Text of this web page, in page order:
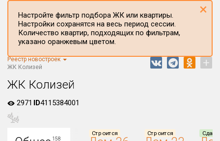
Регион ЖК
Волгоградская область
Все
Населённый пункт
Настройте фильтр подбора ЖК или квартиры.
Настройки сохранятся на весь период сессии.
Количество квартир, подходящих по фильтрам,
указано оранжевым цветом.
×
Реестр новостроек
ЖК Колизей
+
ЖК Колизей
2971 ID4115384001
158
Строится Строится Сдан